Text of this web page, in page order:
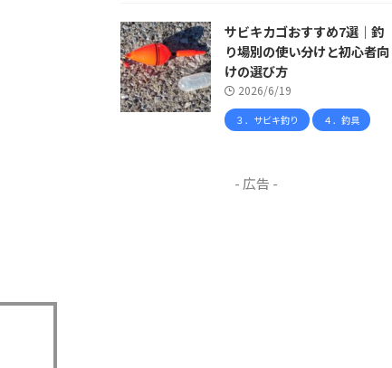
サビキカゴおすすめ7選｜釣
り場別の使い分けと初心者向
けの選び方
2026/6/19
３．サビキ釣り ４．釣具
- 広告 -